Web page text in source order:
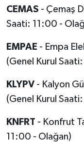
CEMAS - Çemaş
Saati: 11:00 -
EMPAE - Empa
(Genel Kurul
KLYPV- Kalyon
(Genel Kurul
KNFRT - Konfrut
11:00 - Olağan)